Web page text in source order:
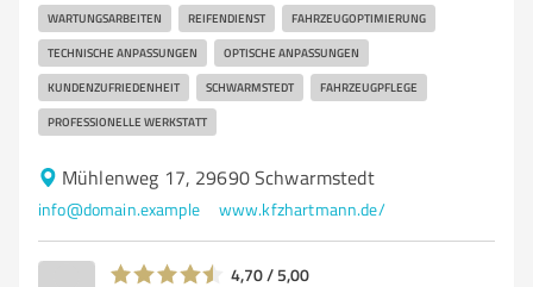
WARTUNGSARBEITEN REIFENDIENST FAHRZEUGOPTIMIERUNG
TECHNISCHE ANPASSUNGEN OPTISCHE ANPASSUNGEN
KUNDENZUFRIEDENHEIT SCHWARMSTEDT FAHRZEUGPFLEGE
PROFESSIONELLE WERKSTATT
Mühlenweg 17, 29690 Schwarmstedt
info@domain.example www.kfzhartmann.de/
4,70 / 5,00